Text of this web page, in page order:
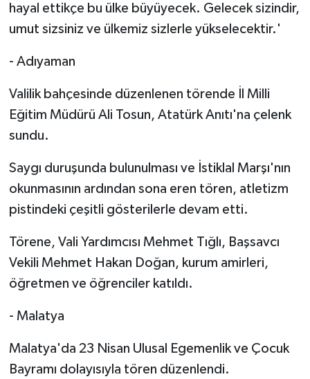
hayal ettikçe bu ülke büyüyecek. Gelecek sizindir,
umut sizsiniz ve ülkemiz sizlerle yükselecektir.'
- Adıyaman
Valilik bahçesinde düzenlenen törende İl Milli
Eğitim Müdürü Ali Tosun, Atatürk Anıtı'na çelenk
sundu.
Saygı duruşunda bulunulması ve İstiklal Marşı'nın
okunmasının ardından sona eren tören, atletizm
pistindeki çeşitli gösterilerle devam etti.
Törene, Vali Yardımcısı Mehmet Tığlı, Başsavcı
Vekili Mehmet Hakan Doğan, kurum amirleri,
öğretmen ve öğrenciler katıldı.
- Malatya
Malatya'da 23 Nisan Ulusal Egemenlik ve Çocuk
Bayramı dolayısıyla tören düzenlendi.